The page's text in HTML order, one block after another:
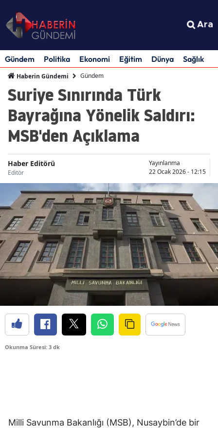
Ara
Gündem Politika Ekonomi Eğitim Dünya Sağlık
Haberin Gündemi Gündem
Suriye Sınırında Türk
Bayrağına Yönelik Saldırı:
MSB'den Açıklama
Haber Editörü
Editör
Yayınlanma
22 Ocak 2026 - 12:15
Okunma Süresi: 3 dk
Milli Savunma Bakanlığı (MSB), Nusaybin’de bir